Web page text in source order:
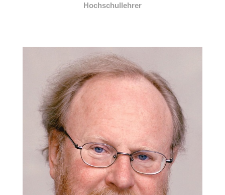
Hochschullehrer